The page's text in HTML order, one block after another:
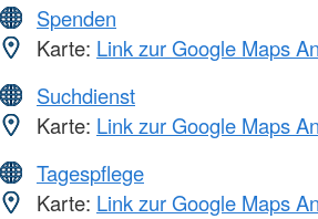
Spenden
Karte: Link zur Google Maps
Suchdienst
Karte: Link zur Google Maps
Tagespflege
Karte: Link zur Google Maps